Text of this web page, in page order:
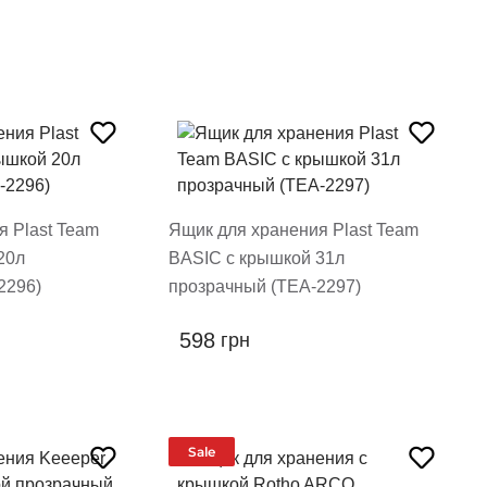
Plast Team
Ящик для хранения Plast Team
BASIC с крышкой 31л
прозрачный (TEA-2297)
598 грн
Sale